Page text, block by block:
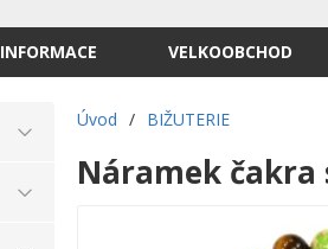
INFORMACE VELKOOBCHOD
Úvod / BIŽUTERIE
Náramek